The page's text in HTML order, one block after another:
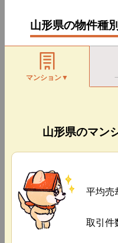
山形県の物件種
マンション▼
山形県のマン
平均売
取引件